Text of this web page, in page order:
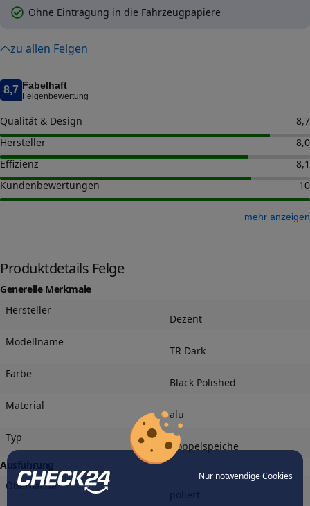
Nur notwendige Cookies
Ohne Eintragung in die Fahrzeugpapiere
zu allen Felgen
8,7 Fabelhaft
Felgenbewertung
Qualität & Design
8,7
Hersteller
8,0
Effizienz
8,1
Kundenbewertungen
10
mehr anzeigen
Produktdetails Felge
Generelle Merkmale
Hersteller
Dezent
Modellname
TR Dark
Farbe
Black Polished
Material
alu
Typ
Doppelspeiche
Ausführung
Oberfläche